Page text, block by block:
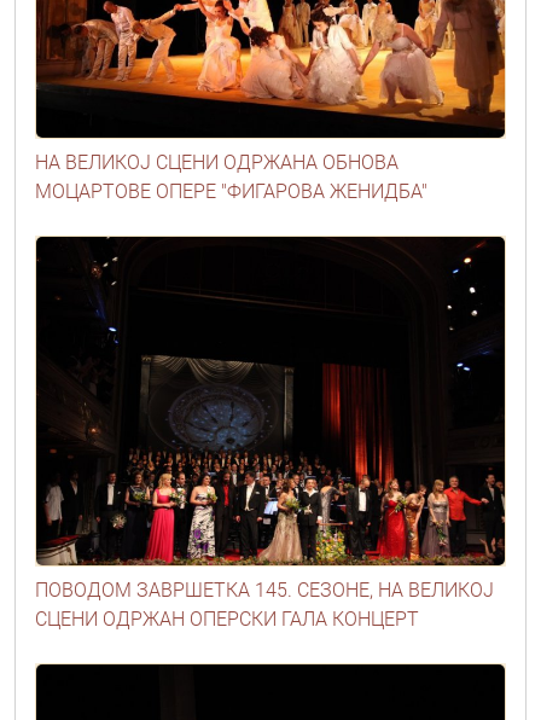
НА ВЕЛИКОЈ СЦЕНИ ОДРЖАНА ОБНОВА
МОЦАРТОВЕ ОПЕРЕ "ФИГАРОВА ЖЕНИДБА"
ПОВОДОМ ЗАВРШЕТКА 145. СЕЗОНЕ, НА ВЕЛИКОЈ
СЦЕНИ ОДРЖАН ОПЕРСКИ ГАЛА КОНЦЕРТ